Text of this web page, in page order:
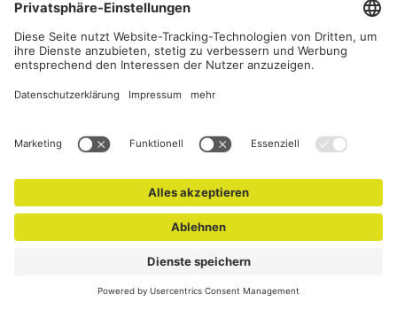
hingebungsvollen Zuneigung der Porsche-Leute, bald schon werden
wir vergessen haben, ob die nun CURVES-Fans sind oder wir
Porsche-Fans. Es ist immer wieder schön mit euch da draußen, und
Regine: Das Dessert war Liebe im Glas. Dankeschön. Der Besuch
bei Dornier in Friedrichshafen am Bodensee hat uns ebenfalls gut
Auch dafür: danke. Und danke von über den Wolken an die lieben
uns nur nachwinken. Unser Herz fliegt euch entgegen. Familie,
Freunde – ihr seid unsere Lieblings-Bayern und Herzens-
Schwarzwälder. „Pfiat di forever, sauwer bleiwe.“ Das
Unterwegssein durch eine so bekannte Welt hat uns ganz neu daran
schätzen. Dass wir ein Gefühl von Heimat in uns tragen, kann nur